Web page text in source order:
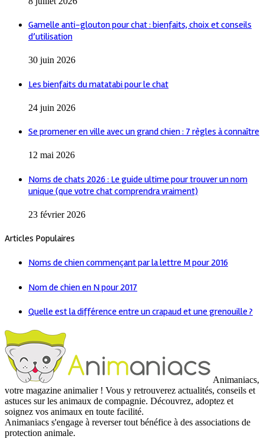
Gamelle anti-glouton pour chat : bienfaits, choix et conseils
d’utilisation
30 juin 2026
Les bienfaits du matatabi pour le chat
24 juin 2026
Se promener en ville avec un grand chien : 7 règles à connaître
12 mai 2026
Noms de chats 2026 : Le guide ultime pour trouver un nom
unique (que votre chat comprendra vraiment)
23 février 2026
Articles Populaires
Noms de chien commençant par la lettre M pour 2016
Nom de chien en N pour 2017
Quelle est la différence entre un crapaud et une grenouille ?
Animaniacs,
votre magazine animalier ! Vous y retrouverez actualités, conseils et
astuces sur les animaux de compagnie. Découvrez, adoptez et
soignez vos animaux en toute facilité.
Animaniacs s'engage à reverser tout bénéfice à des associations de
protection animale.